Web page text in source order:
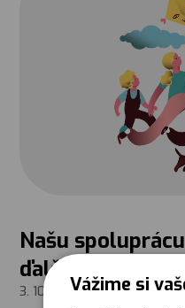
Vážime si
Našu
ďalší kraj!
3. 10. 2021